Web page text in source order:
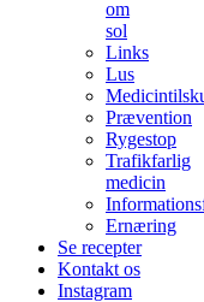
om
sol
Links
Lus
Prævention
Rygestop
Trafikfarlig
medicin
Ernæring
Se recepter
Kontakt os
Instagram